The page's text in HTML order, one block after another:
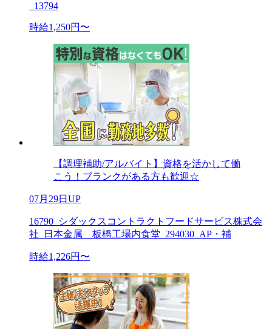
_13794
時給1,250円〜
【調理補助/アルバイト】資格を活かして働
こう！ブランクがある方も歓迎☆
07月29日UP
16790_シダックスコントラクトフードサービス株式会
社_日本金属 板橋工場内食堂_294030_AP・補
時給1,226円〜